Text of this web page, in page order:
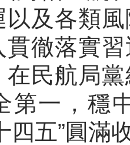
及各類
貫徹落實
在民航局
第一，穩
四五”圓滿